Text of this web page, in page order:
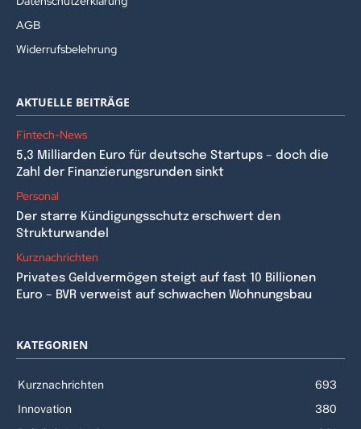
AGB
Widerrufsbelehrung
AKTUELLE BEITRÄGE
Fintech-News
5,3 Milliarden Euro für deutsche Startups – doch die
Zahl der Finanzierungsrunden sinkt
Personal
Der starre Kündigungsschutz erschwert den
Strukturwandel
Kurznachrichten
Privates Geldvermögen steigt auf fast 10 Billionen
Euro – BVR verweist auf schwachen Wohnungsbau
KATEGORIEN
Kurznachrichten
693
Innovation
380